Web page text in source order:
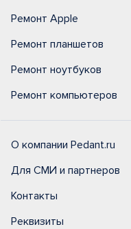
Ремонт Apple
Ремонт планшетов
Ремонт ноутбуков
Ремонт компьютеров
О компании Pedant.ru
Для СМИ и партнеров
Контакты
Реквизиты